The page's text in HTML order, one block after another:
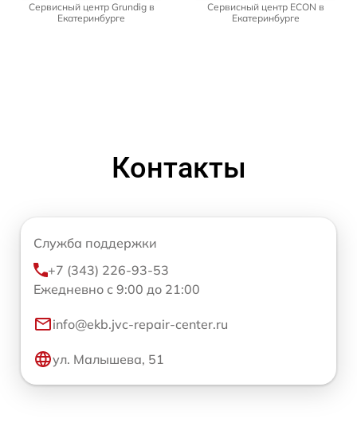
Сервисный центр Grundig в
Екатеринбурге
Сервисный центр ECON в
Екатеринбурге
Контакты
Служба поддержки
+7 (343) 226-93-53
Ежедневно с 9:00 до 21:00
info@ekb.jvc-repair-center.ru
ул. Малышева, 51